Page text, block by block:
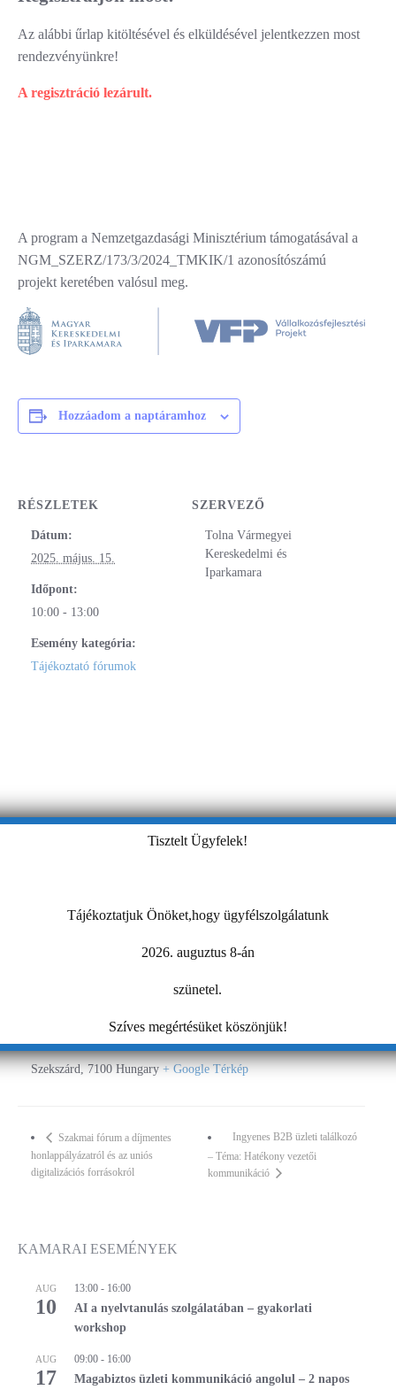
Az alábbi űrlap kitöltésével és elküldésével jelentkezzen most
rendezvényünkre!
A regisztráció lezárult.
A program a Nemzetgazdasági Minisztérium támogatásával a
NGM_SZERZ/173/3/2024_TMKIK/1 azonosítószámú
projekt keretében valósul meg.
Hozzáadom a naptáramhoz
RÉSZLETEK
Dátum:
2025. május. 15.
Időpont:
10:00 - 13:00
Esemény kategória:
Tájékoztató fórumok
SZERVEZŐ
Tolna Vármegyei
Kereskedelmi és
Iparkamara
Szent István tér 10
Szekszárd, 7100 Hungary + Google Térkép
Szakmai fórum a díjmentes
honlappályázatról és az uniós
digitalizációs forrásokról
Ingyenes B2B üzleti találkozó
– Téma: Hatékony vezetői
kommunikáció
KAMARAI ESEMÉNYEK
AUG
10
13:00 - 16:00
AI a nyelvtanulás szolgálatában – gyakorlati
workshop
AUG
17
09:00 - 16:00
Magabiztos üzleti kommunikáció angolul – 2 napos
Tisztelt Ügyfelek!
Tájékoztatjuk Önöket,hogy ügyfélszolgálatunk
2026. auguztus 8-án
szünetel.
Szíves megértésüket köszönjük!